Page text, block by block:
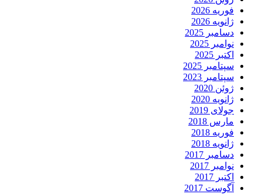
فوریه 2026
ژانویه 2026
دسامبر 2025
نوامبر 2025
اکتبر 2025
سپتامبر 2025
سپتامبر 2023
ژوئن 2020
ژانویه 2020
جولای 2019
مارس 2018
فوریه 2018
ژانویه 2018
دسامبر 2017
نوامبر 2017
اکتبر 2017
آگوست 2017